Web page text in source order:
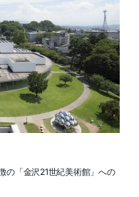
の「金沢21世紀美術館」への